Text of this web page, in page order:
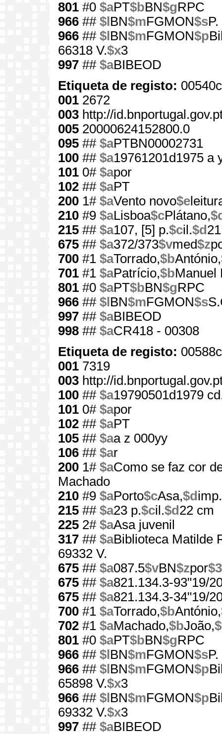
801 #0 $aPT$bBN$gRPC
966 ## $l BN$mFGMON$s
966 ## $l BN$mFGMON$p
66318 V.$x3
997 ## $aBIBEOD
Etiqueta de registo:
001 2672
003 http://
005 20000624152800.0
095 ## $aPTBN00002731
100 ## $a19761201d1975 a
101 0# $apor
102 ## $aPT
200 1# $aVento novo$e
210 #9 $aLisboa$cPlátano,
215 ## $a107, [5] p.$cil.$d
675 ## $a372/373$vmed$z
700 #1 $aTorrado,$bAntónio,
701 #1 $aPatrício,$bManuel
801 #0 $aPT$bBN$gRPC
966 ## $l BN$mFGMON$s
997 ## $aBIBEOD
998 ## $aCR418 - 00308
Etiqueta de registo:
001 7319
003 http://
100 ## $a19790501d1979
101 0# $apor
102 ## $aPT
105 ## $aa z 000yy
106 ## $ar
200 1# $aComo se faz cor
Machado
210 #9 $aPorto$cAsa,$d
215 ## $a23 p.$cil.$d 22 cm
225 2# $aAsa juvenil
317 ## $aBiblioteca Matilde
69332 V.
675 ## $a087.5$vBN$zpor$3
675 ## $a821.134.3-93"19/
675 ## $a821.134.3-34"19/
700 #1 $aTorrado,$bAntónio,
702 #1 $aMachado,$bJoão,
801 #0 $aPT$bBN$gRPC
966 ## $l BN$mFGMON$s
966 ## $l BN$mFGMON$p
65898 V.$x3
966 ## $l BN$mFGMON$p
69332 V.$x3
997 ## $aBIBEOD